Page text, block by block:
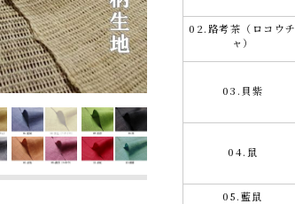
02.路考茶（ロコウチ
ャ）
03.貝紫
04.鼠
05.藍鼠